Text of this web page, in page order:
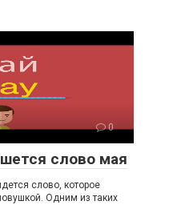
0
слово мая
слово, которое
Одним из таких